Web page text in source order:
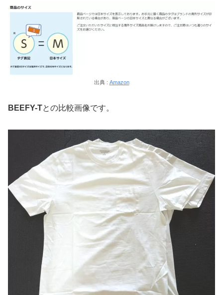
出典 : Amazon
BEEFY-Tとの比較画像です。